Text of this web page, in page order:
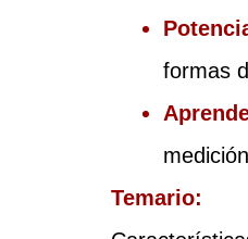
formas
Temario: